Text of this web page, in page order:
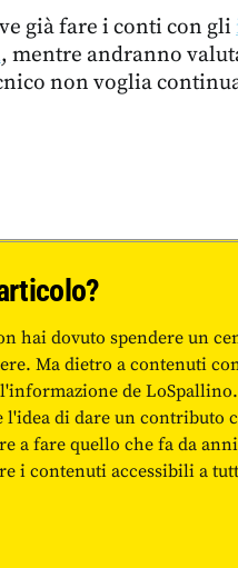
già fare i conti con gli
, mentre andranno
non voglia
hai dovuto spendere un
Ma dietro a contenuti
de
di dare un contributo
a fare quello che fa da
i contenuti accessibili a